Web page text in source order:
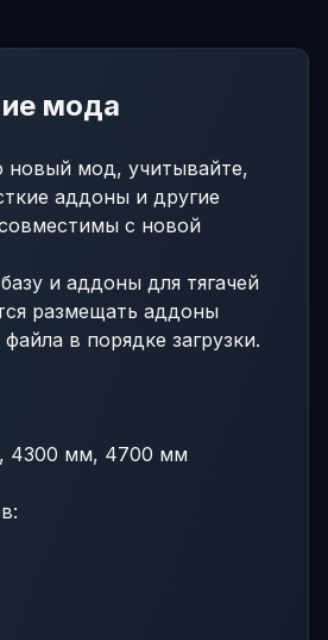
мода
новый мод, учитывайте,
аддоны и другие
с новой
и аддоны для тягачей
размещать аддоны
в порядке загрузки.
4300 мм, 4700 мм